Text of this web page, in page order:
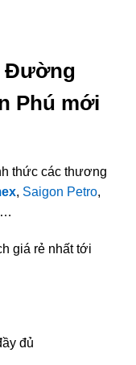
Đường
Phú mới
thức các thương
, Saigon Petro,
…
giá rẻ nhất tới
đủ